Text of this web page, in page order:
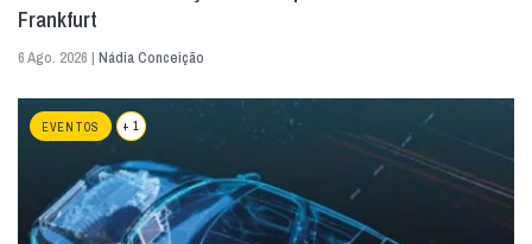
Frankfurt
6 Ago. 2026 | Nádia Conceição
EVENTOS + 1